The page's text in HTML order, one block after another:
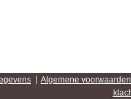
Algemene voorwaarden